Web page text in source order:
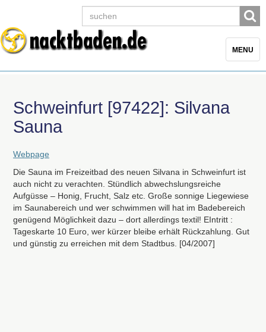
Toggle
MENU
Schweinfurt [97422]: Silvana
Sauna
Webpage
Die Sauna im Freizeitbad des neuen Silvana in Schweinfurt ist
auch nicht zu verachten. Stündlich abwechslungsreiche
Aufgüsse – Honig, Frucht, Salz etc. Große sonnige Liegewiese
im Saunabereich und wer schwimmen will hat im Badebereich
genügend Möglichkeit dazu – dort allerdings textil! EIntritt :
Tageskarte 10 Euro, wer kürzer bleibe erhält Rückzahlung. Gut
und günstig zu erreichen mit dem Stadtbus. [04/2007]